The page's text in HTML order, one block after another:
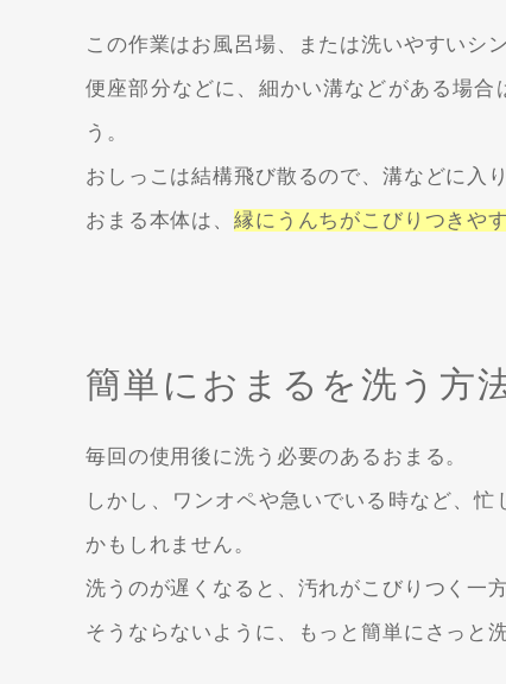
この作業はお風呂場、または洗いやすいシ
便座部分などに、細かい溝などがある場
う。
おしっこは結構飛び散るので、溝などに入
おまる本体は、 縁にうんちがこびりつきや
簡単におまるを洗う方
毎回の使用後に洗う必要のあるおまる。
しかし、ワンオペや急いでいる時など、
かもしれません。
洗うのが遅くなると、汚れがこびりつく一方
そうならないように、もっと簡単にさっと